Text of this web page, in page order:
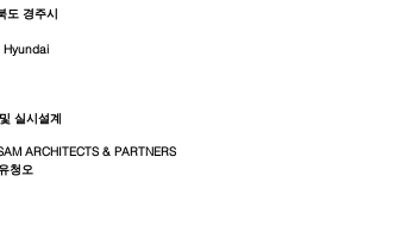
도 경주시
Hyundai
실시설계
ARCHITECTS & PARTNERS
청오